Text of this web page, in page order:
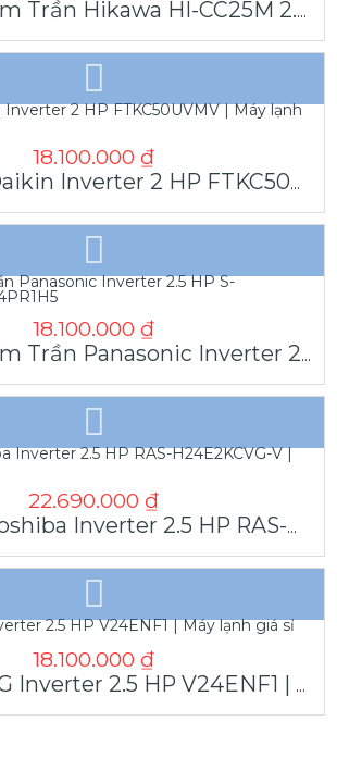
Máy Lạnh Âm Trần Hikawa HI-CC25M 2.5HP Tiêu Chuẩn
18.100.000 ₫
Máy Lạnh Daikin Inverter 2 HP FTKC50UVMV | Máy Lạnh Giá Sỉ
18.100.000 ₫
Máy Lạnh Âm Trần Panasonic Inverter 2.5 HP S-2430PU3H/U-24PR1H5
22.690.000 ₫
Máy Lạnh Toshiba Inverter 2.5 HP RAS-H24E2KCVG-V | Máy Lạnh Giá Sỉ
18.100.000 ₫
Máy Lạnh LG Inverter 2.5 HP V24ENF1 | Máy Lạnh Giá Sỉ